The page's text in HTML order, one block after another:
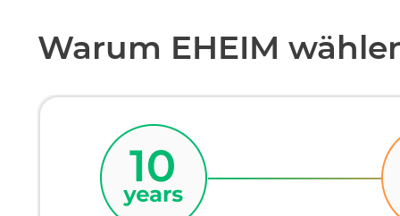
Warum EHEIM